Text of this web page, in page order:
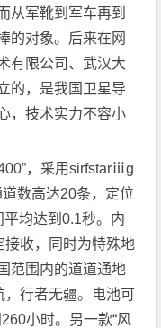
从军靴到军车再到
的对象。后来在网
有限公司、武汉大
的，是我国卫星导
，技术实力不容小
，采用sirfstarⅲg
数高达20条，定位
均达到0.1秒。内
接收，同时为特殊地
范围内的道道通地
，行者无疆。电池可
小时。另一款“风